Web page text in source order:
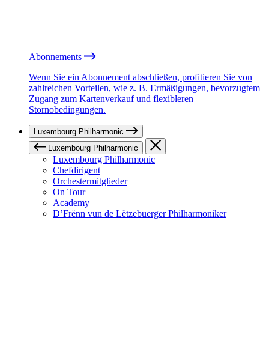
Abonnements
Wenn Sie ein Abonnement abschließen, profitieren Sie von
zahlreichen Vorteilen, wie z. B. Ermäßigungen, bevorzugtem
Zugang zum Kartenverkauf und flexibleren
Stornobedingungen.
Luxembourg Philharmonic
Luxembourg Philharmonic
Luxembourg Philharmonic
Chefdirigent
Orchestermitglieder
On Tour
Academy
D’Frënn vun de Lëtzebuerger Philharmoniker